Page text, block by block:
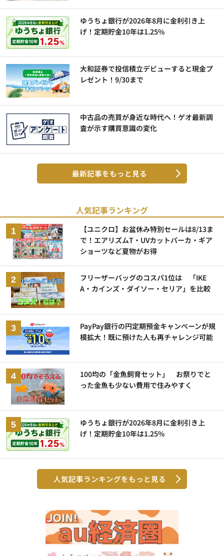
ゆうちょ銀行が2026年8月に金利引き上
げ！定期貯金10年は1.25%
大和証券で投信積立デビューすると現金プ
レゼント！9/30まで
中古品の売買が身近な時代へ！ゲオ最新調
査が示す購買意識の変化
最新記事をもっと見る
人気記事ランキング
【ユニクロ】お盆休み特別セールは8/13ま
で！エアリズムT・UVカットパーカ・ギア
ショーツなど夏物がお得
フリーザーバッグのコスパ1位は 「IKE
A・カインズ・ダイソー・セリア」を比較
PayPay銀行の円定期預金キャンペーンが規
模拡大！既に預けた人も再チャレンジ可能
100均の「金魚飼育セット」 お祭りでと
った金魚も少ない費用で住みやすく
ゆうちょ銀行が2026年8月に金利引き上
げ！定期貯金10年は1.25%
人気記事ランキングをもっと見る